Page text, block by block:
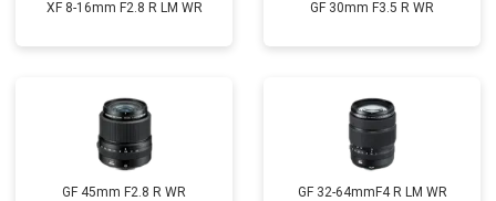
XF 8-16mm F2.8 R LM WR GF 30mm F3.5 R WR
GF 45mm F2.8 R WR GF 32-64mmF4 R LM WR